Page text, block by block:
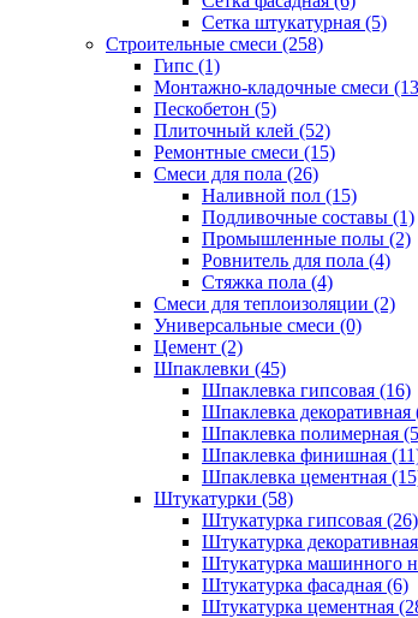
Сетка штукатурная (5)
Строительные смеси (258)
Гипс (1)
Монтажно-кладочные смеси
Пескобетон (5)
Плиточный клей (52)
Ремонтные смеси (15)
Смеси для пола (26)
Наливной пол (15)
Подливочные составы (1)
Промышленные полы (2)
Ровнитель для пола (4)
Стяжка пола (4)
Смеси для теплоизоляции (2)
Универсальные смеси (0)
Цемент (2)
Шпаклевки (45)
Шпаклевка гипсовая (16)
Шпаклевка декоративная
Шпаклевка полимерная
Шпаклевка финишная
Шпаклевка цементная
Штукатурки (58)
Штукатурка гипсовая (26)
Штукатурка
Штукатурка машинного
Штукатурка фасадная (6)
Штукатурка цементная